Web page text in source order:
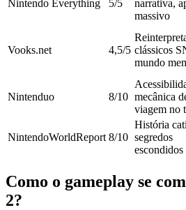
Nintendo Everything 5/5
narrativa,
massivo
Vooks.net 4,5/5 clássicos
mundo
Nintenduo 8/10 mecânica
viagem no
NintendoWorldReport 8/10
História
segredos
escondidos
Como o gameplay se
2?